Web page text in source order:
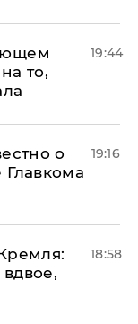
то,
19:44
о
19:16
18:58